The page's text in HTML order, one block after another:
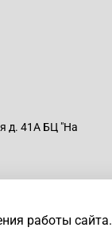
д. 41А БЦ "На
работы сайта.